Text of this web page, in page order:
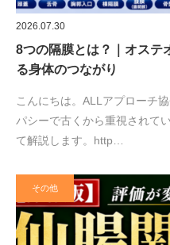
2026.07.30
8つの隔膜とは？｜オステ
る身体のつながり
こんにちは。ALLアプローチ
パシーで古くから重視されて
て解説します。http…
その他